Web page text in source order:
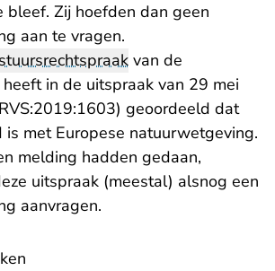
Zij hoefden dan geen
aan te vragen.
van de
heeft in de uitspraak van 29 mei
geoordeeld dat
is met Europese natuurwetgeving.
melding hadden gedaan,
uitspraak (meestal) alsnog een
aanvragen.